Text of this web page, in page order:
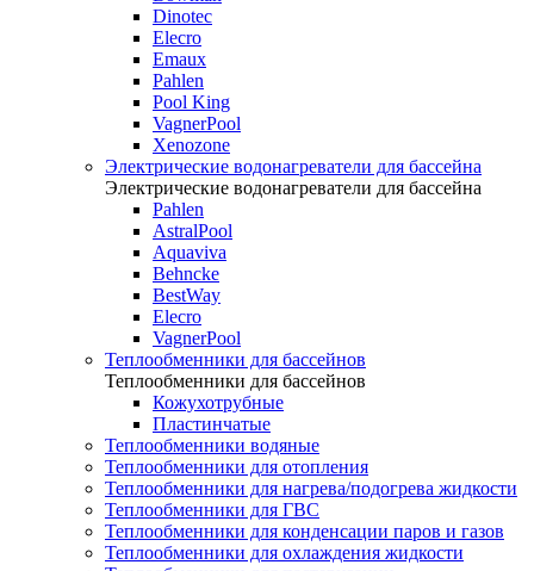
Dinotec
Elecro
Emaux
Pahlen
Pool King
VagnerPool
Xenozone
Электрические водонагреватели для бассейна
Электрические водонагреватели для бассейна
Pahlen
AstralPool
Aquaviva
Behncke
BestWay
Elecro
VagnerPool
Теплообменники для бассейнов
Теплообменники для бассейнов
Кожухотрубные
Пластинчатые
Теплообменники водяные
Теплообменники для отопления
Теплообменники для нагрева/подогрева жидкости
Теплообменники для ГВС
Теплообменники для конденсации паров и газов
Теплообменники для охлаждения жидкости